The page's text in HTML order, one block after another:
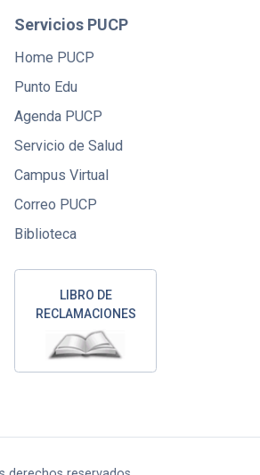
Servicios PUCP
Home PUCP
Punto Edu
Agenda PUCP
Servicio de Salud
Campus Virtual
Correo PUCP
Biblioteca
LIBRO DE
RECLAMACIONES